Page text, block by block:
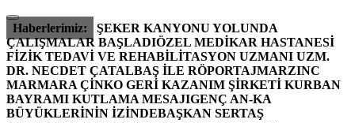
İçeriğe
atla
Haberlerimiz:
ŞEKER KANYONU YOLUNDA
ÇALIŞMALAR BAŞLADIÖZEL MEDİKAR HASTANESİ
FİZİK TEDAVİ VE REHABİLİTASYON UZMANI UZM.
DR. NECDET ÇATALBAŞ İLE RÖPORTAJMARZINC
MARMARA ÇİNKO GERİ KAZANIM ŞİRKETİ KURBAN
BAYRAMI KUTLAMA MESAJIGENÇ AN-KA
BÜYÜKLERİNİN İZİNDEBAŞKAN SERTAŞ